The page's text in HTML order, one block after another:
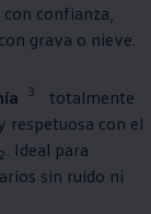
confianza,
grava o nieve.
3
totalmente
respetuosa con el
2 . Ideal para
sin ruido ni